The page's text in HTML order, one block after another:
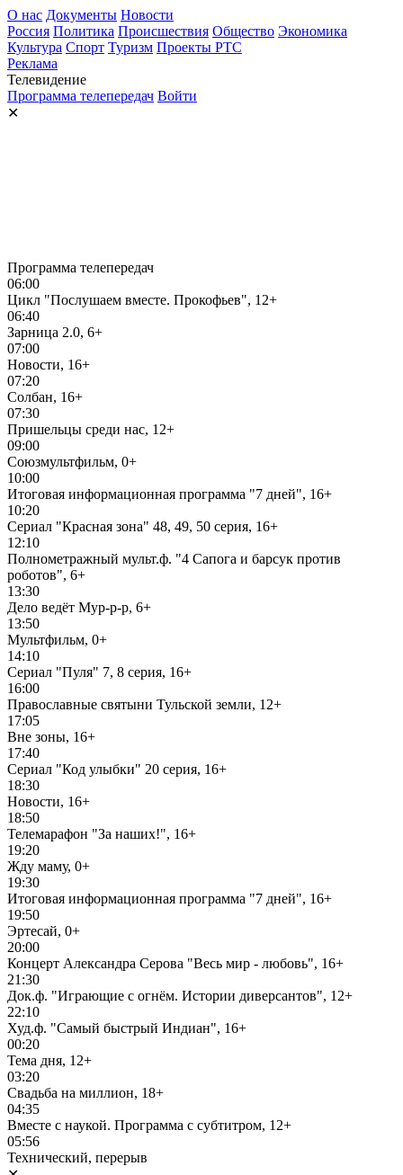
О нас Документы Новости
Россия Политика Происшествия Общество Экономика
Культура Спорт Туризм Проекты РТС
Реклама
Телевидение
Программа телепередач Войти
✕
Программа телепередач
06:00
Цикл "Послушаем вместе. Прокофьев", 12+
06:40
Зарница 2.0, 6+
07:00
Новости, 16+
07:20
Солбан, 16+
07:30
Пришельцы среди нас, 12+
09:00
Союзмультфильм, 0+
10:00
Итоговая информационная программа "7 дней", 16+
10:20
Сериал "Красная зона" 48, 49, 50 серия, 16+
12:10
Полнометражный мульт.ф. "4 Сапога и барсук против
роботов", 6+
13:30
Дело ведёт Мур-р-р, 6+
13:50
Мультфильм, 0+
14:10
Сериал "Пуля" 7, 8 серия, 16+
16:00
Православные святыни Тульской земли, 12+
17:05
Вне зоны, 16+
17:40
Сериал "Код улыбки" 20 серия, 16+
18:30
Новости, 16+
18:50
Телемарафон "За наших!", 16+
19:20
Жду маму, 0+
19:30
Итоговая информационная программа "7 дней", 16+
19:50
Эртесай, 0+
20:00
Концерт Александра Серова "Весь мир - любовь", 16+
21:30
Док.ф. "Играющие с огнём. Истории диверсантов", 12+
22:10
Худ.ф. "Самый быстрый Индиан", 16+
00:20
Тема дня, 12+
03:20
Свадьба на миллион, 18+
04:35
Вместе с наукой. Программа с субтитром, 12+
05:56
Технический, перерыв